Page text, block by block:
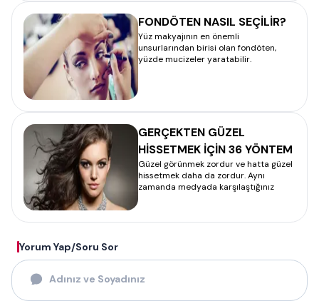
FONDÖTEN NASIL SEÇİLİR?
Yüz makyajının en önemli
unsurlarından birisi olan fondöten,
yüzde mucizeler yaratabilir.
GERÇEKTEN GÜZEL
HİSSETMEK İÇİN 36 YÖNTEM
Güzel görünmek zordur ve hatta güzel
hissetmek daha da zordur. Aynı
zamanda medyada karşılaştığınız
Yorum Yap/Soru Sor